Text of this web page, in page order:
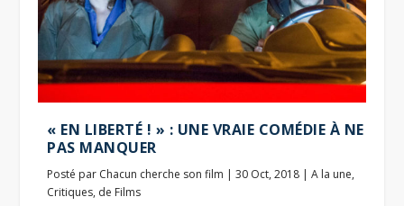
« EN LIBERTÉ ! » : UNE VRAIE COMÉDIE À NE
PAS MANQUER
Posté par Chacun cherche son film |30 Oct, 2018 |A la une,
Critiques, de Films